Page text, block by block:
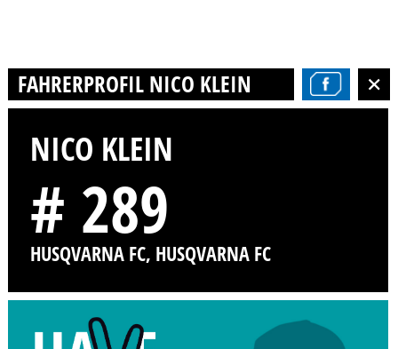
FAHRERPROFIL NICO KLEIN
NICO KLEIN
# 289
HUSQVARNA FC, HUSQVARNA FC